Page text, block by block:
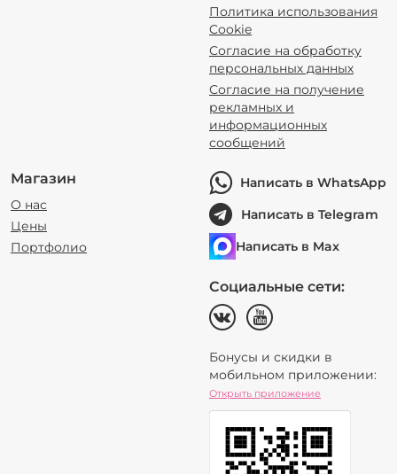
Политика использования
Cookie
Согласие на обработку
персональных данных
Согласие на получение
рекламных и
информационных
сообщений
Магазин
О нас
Цены
Портфолио
Написать в WhatsApp
Написать в Telegram
Написать в Max
Социальные сети:
Бонусы и скидки в
мобильном приложении:
Открыть приложение